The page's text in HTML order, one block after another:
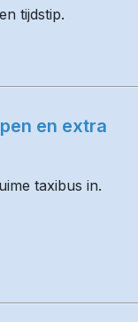
tijdstip.
en extra
taxibus in.